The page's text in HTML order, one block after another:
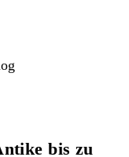
bis zu